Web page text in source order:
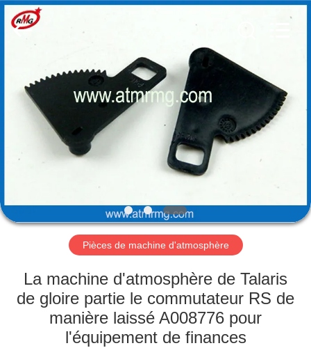
ACCUEIL
PRODUITS
DE
NOUS
VISITE
DE
L'USINE
Guang
Science
Technology
Reserved.
Pièces de machine d'atmosphère
La machine d'atmosphère de Talaris
de gloire partie le commutateur RS de
manière laissé A008776 pour
l'équipement de finances